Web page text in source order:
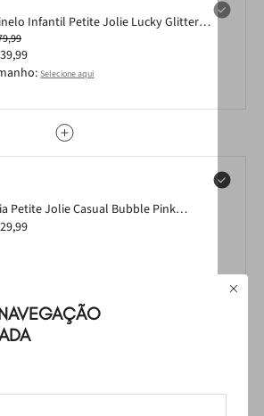
Infantil Petite Jolie Lucky Glitter
PJ4533IN 26
Selecione aqui
Petite Jolie Casual Bubble Pink
PJ2025IN 28/33